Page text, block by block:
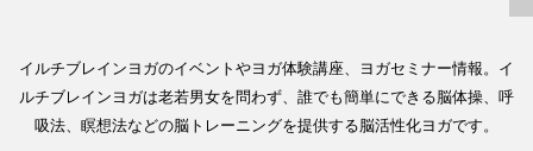
イルチブレインヨガのイベントやヨガ体験講座、ヨガセミナー情報。イ
ルチブレインヨガは老若男女を問わず、誰でも簡単にできる脳体操、呼
吸法、瞑想法などの脳トレーニングを提供する脳活性化ヨガです。